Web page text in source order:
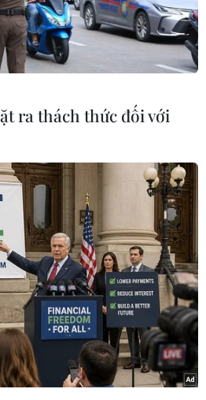
Rạng Đông (Thanh Xuân,
viên Báo Điện tử
trao đổi với Thượng tá
ban cứu hộ, cứu nạn
Bộ Tư lệnh Hoá học đã
Môi trường ở bên ngoài
bản đã ở ngưỡng tốt.
xử lý rồi. Các cơ quan có
gom, vận chuyển. Bước
các chất lắng xuống để
Nhiệm vụ quan trọng
càng nhanh càng tốt
tá Bổng chia sẻ.
Rạng Đông đã bị đẩy lên
ra thách thức đối với